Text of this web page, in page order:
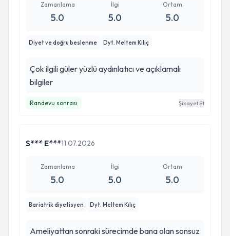
Zamanlama
5.0
İlgi
5.0
Ortam
5.0
Diyet ve doğru beslenme Dyt. Meltem Kılıç
Çok ilgili güler yüzlü aydınlatıcı ve açıklamalı
bilgiler
Randevu sonrası Şikayet Et
S*** E***11.07.2026
Zamanlama
5.0
İlgi
5.0
Ortam
5.0
Bariatrik diyetisyen Dyt. Meltem Kılıç
Ameliyattan sonraki sürecimde bana olan sonsuz